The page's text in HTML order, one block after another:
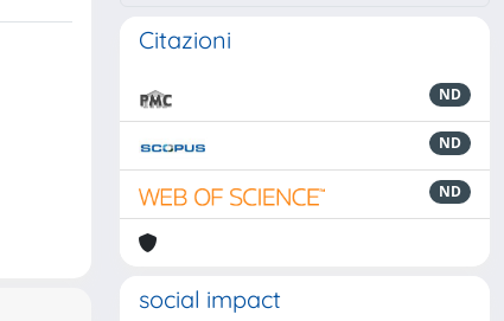
Citazioni
ND
ND
ND
social impact